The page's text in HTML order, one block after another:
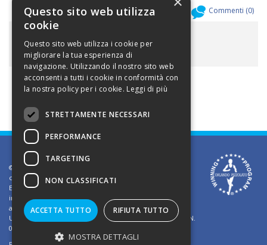
Allegati ( Commenti (0)
ALLEGATI
©2002 Informativa sui diritti d'autore. Le informazioni
contenute in questo sito sono solo per uso privato.
E' vietato riprodurre o divulgare in qualsiasi forma le
informazioni contenute in questo sito, salvo previa
autorizzazione di Orlando Pizzolato
Ufficio del Registro delle Imprese di Vicenza - Iscrizione N.
03409260241 - REA N. VI-323302
Questo sito web utilizza
cookie
Questo sito web utilizza i cookie per
migliorare la tua esperienza di
navigazione. Utilizzando il nostro sito web
acconsenti a tutti i cookie in conformità con
la nostra policy per i cookie. Leggi di più
STRETTAMENTE NECESSARI
PERFORMANCE
TARGETING
NON CLASSIFICATI
ACCETTA TUTTO RIFIUTA TUTTO
MOSTRA DETTAGLI